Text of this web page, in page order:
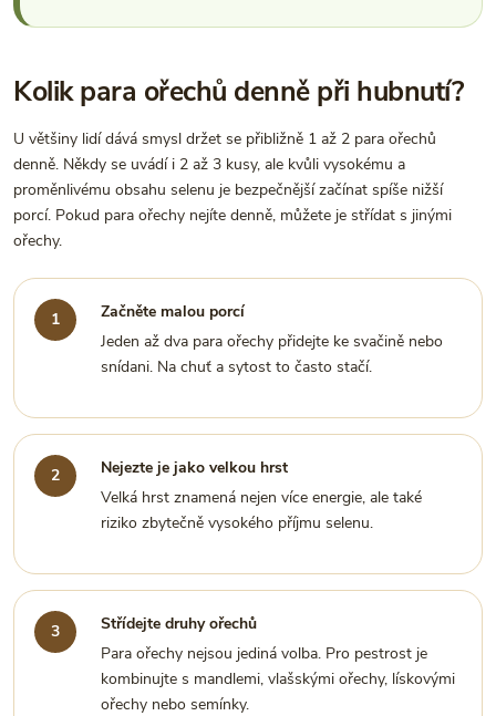
Kolik para ořechů denně při hubnutí?
U většiny lidí dává smysl držet se přibližně 1 až 2 para ořechů
denně. Někdy se uvádí i 2 až 3 kusy, ale kvůli vysokému a
proměnlivému obsahu selenu je bezpečnější začínat spíše nižší
porcí. Pokud para ořechy nejíte denně, můžete je střídat s jinými
ořechy.
Začněte malou porcí
Jeden až dva para ořechy přidejte ke svačině nebo
snídani. Na chuť a sytost to často stačí.
Nejezte je jako velkou hrst
Velká hrst znamená nejen více energie, ale také
riziko zbytečně vysokého příjmu selenu.
Střídejte druhy ořechů
Para ořechy nejsou jediná volba. Pro pestrost je
kombinujte s mandlemi, vlašskými ořechy, lískovými
ořechy nebo semínky.